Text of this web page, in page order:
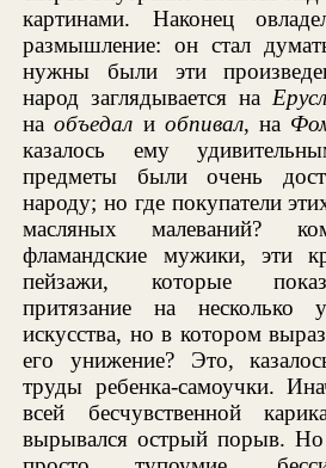
картинами. Наконец
размышление: он стал
нужны были эти
народ заглядывается на
наобъедал и обпивал, на
казалось ему
предметы были очень
народу; но где покупатели
масляных малеваний?
фламандские мужики, эти
пейзажи, которые
притязание на
искусства, но в котором
его унижение? Это,
труды ребенка-самоучки.
всей бесчувственной
вырывался острый порыв.